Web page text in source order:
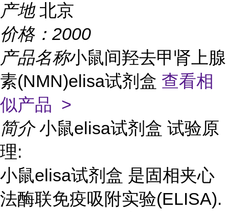
产地 北京
价格： 2000
产品名称小鼠间羟去甲肾上腺
素(NMN)elisa试剂盒 查看相
似产品 >
简介 小鼠elisa试剂盒 试验原
理:
小鼠elisa试剂盒 是固相夹心
法酶联免疫吸附实验(ELISA).